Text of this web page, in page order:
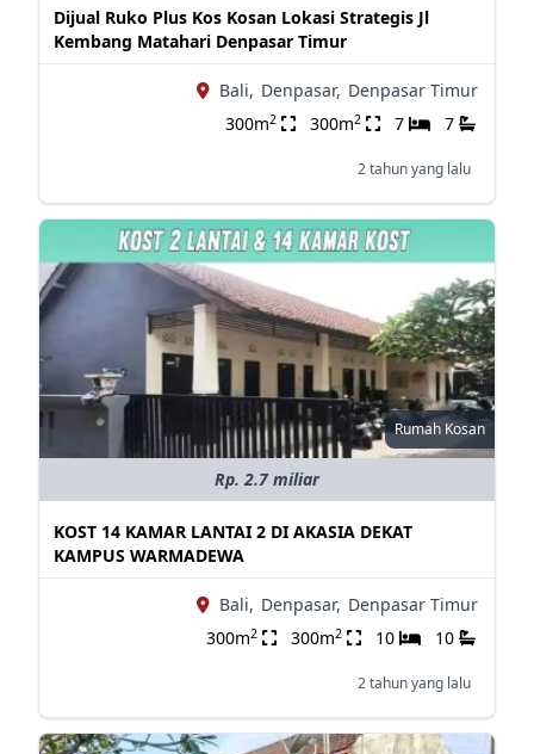
Dijual Ruko Plus Kos Kosan Lokasi Strategis Jl
Kembang Matahari Denpasar Timur
Bali, Denpasar, Denpasar Timur
300m2 300m2 7 7
2 tahun yang lalu
Rumah Kosan
Rp. 2.7 miliar
KOST 14 KAMAR LANTAI 2 DI AKASIA DEKAT
KAMPUS WARMADEWA
Bali, Denpasar, Denpasar Timur
300m2 300m2 10 10
2 tahun yang lalu